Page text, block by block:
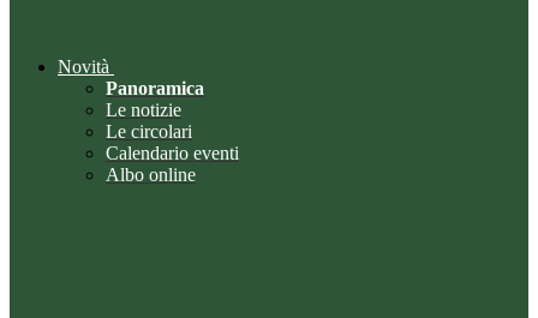
Novità
Panoramica
Le notizie
Le circolari
Calendario eventi
Albo online